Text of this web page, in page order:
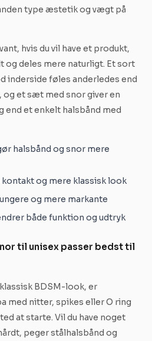
type æstetik og vægt på
hvis du vil have et produkt,
og deles mere naturligt. Et sort
inderside føles anderledes end
og et sæt med snor giver en
end et enkelt halsbånd med
halsbånd og snor mere
og mere klassisk look
og mere markante
både funktion og udtryk
til unisex passer bedst til
BDSM-look, er
med nitter, spikes eller O ring
at starte. Vil du have noget
peger stålhalsbånd og